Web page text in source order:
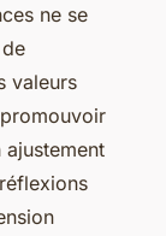
ne se
valeurs
ajustement